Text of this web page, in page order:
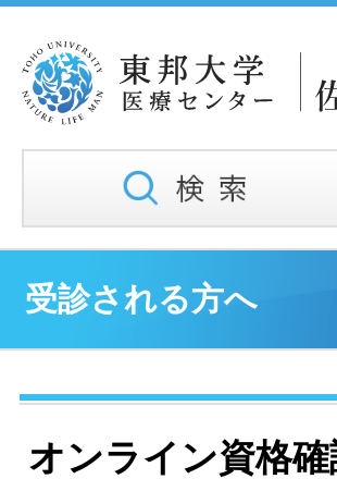
受診される方へ
オンライン資格